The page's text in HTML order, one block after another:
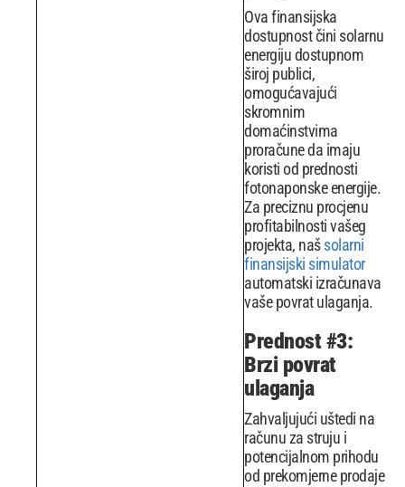
Ova finansijska
dostupnost čini solarnu
energiju dostupnom
široj publici,
omogućavajući
skromnim
domaćinstvima
proračune da imaju
koristi od prednosti
fotonaponske energije.
Za preciznu procjenu
profitabilnosti vašeg
projekta, našsolarni
finansijski simulator
automatski izračunava
vaše povrat ulaganja.
Prednost #3:
Brzi povrat
ulaganja
Zahvaljujući uštedi na
računu za struju i
potencijalnom prihodu
od prekomjerne prodaje